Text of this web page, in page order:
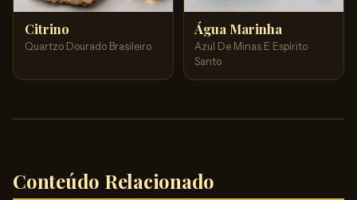
Citrino
Quartzo Dourado Brasileiro
Água Marinha
Azul De Minas E Espírito
Santo
Conteúdo Relacionado